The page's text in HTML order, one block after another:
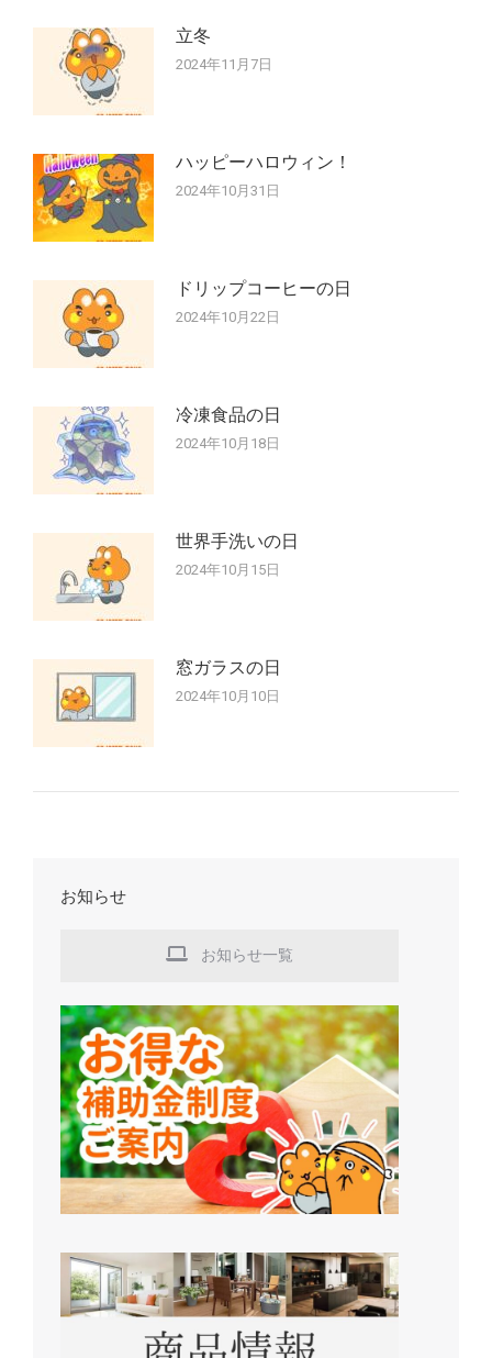
ョ
ン
立冬
2024年11月7日
ハッピーハロウィン！
2024年10月31日
ドリップコーヒーの日
2024年10月22日
冷凍食品の日
2024年10月18日
世界手洗いの日
2024年10月15日
窓ガラスの日
2024年10月10日
お知らせ
お知らせ一覧